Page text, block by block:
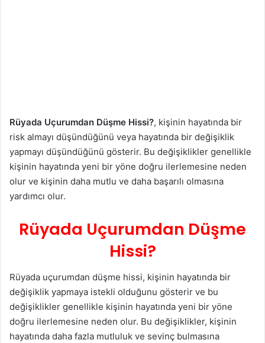
Rüyada Uçurumdan Düşme Hissi?, kişinin hayatında bir
risk almayı düşündüğünü veya hayatında bir değişiklik
yapmayı düşündüğünü gösterir. Bu değişiklikler genellikle
kişinin hayatında yeni bir yöne doğru ilerlemesine neden
olur ve kişinin daha mutlu ve daha başarılı olmasına
yardımcı olur.
Rüyada Uçurumdan Düşme
Hissi?
Rüyada uçurumdan düşme hissi, kişinin hayatında bir
değişiklik yapmaya istekli olduğunu gösterir ve bu
değişiklikler genellikle kişinin hayatında yeni bir yöne
doğru ilerlemesine neden olur. Bu değişiklikler, kişinin
hayatında daha fazla mutluluk ve sevinç bulmasına